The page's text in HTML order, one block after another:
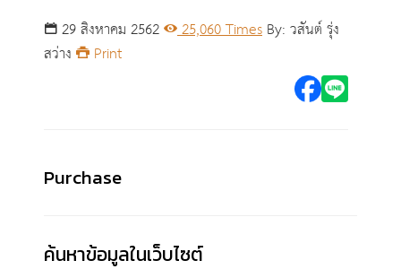
29 สิงหาคม 2562 25,060 Times By: วสันต์ รุ่ง
สว่าง
Print
Purchase
ค้นหาข้อมูลในเว็บไซต์